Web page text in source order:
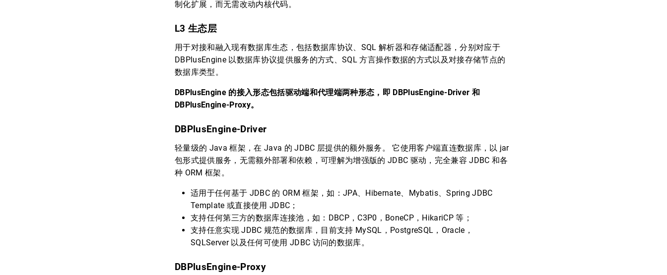
制化扩展，而无需改动内核代码。
L3 生态层
用于对接和融入现有数据库生态，包括数据库协议、SQL 解析器和存储适配器，分别对应于
DBPlusEngine 以数据库协议提供服务的方式、SQL 方言操作数据的方式以及对接存储节点的
数据库类型。
DBPlusEngine 的接入形态包括驱动端和代理端两种形态，即 DBPlusEngine-Driver 和
DBPlusEngine-Proxy。
DBPlusEngine-Driver
轻量级的 Java 框架，在 Java 的 JDBC 层提供的额外服务。 它使用客户端直连数据库，以 jar
包形式提供服务，无需额外部署和依赖，可理解为增强版的 JDBC 驱动，完全兼容 JDBC 和各
种 ORM 框架。
适用于任何基于 JDBC 的 ORM 框架，如：JPA、Hibernate、Mybatis、Spring JDBC
Template 或直接使用 JDBC；
支持任何第三方的数据库连接池，如：DBCP，C3P0，BoneCP，HikariCP 等；
支持任意实现 JDBC 规范的数据库，目前支持 MySQL，PostgreSQL，Oracle，
SQLServer 以及任何可使用 JDBC 访问的数据库。
DBPlusEngine-Proxy